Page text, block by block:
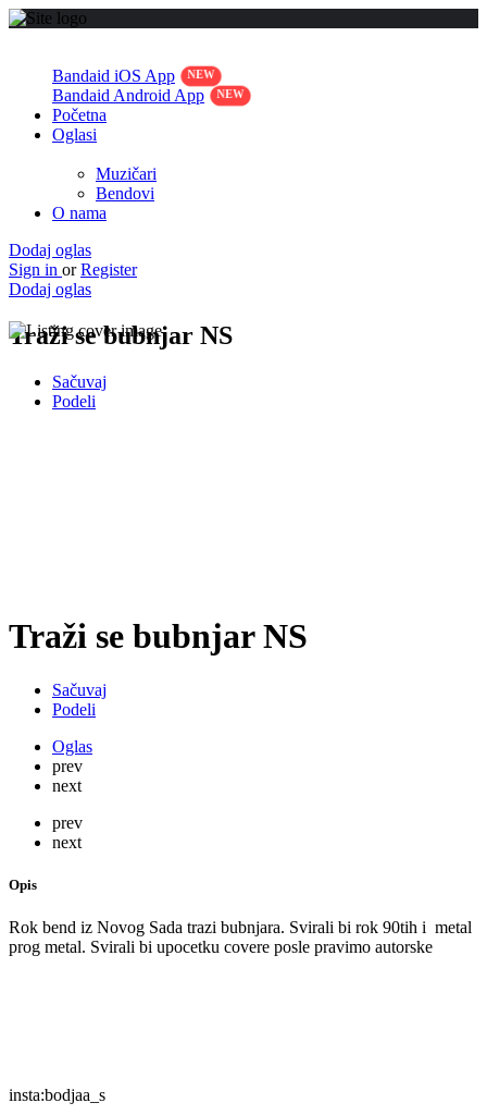
Bandaid iOS App
Bandaid Android App
Početna
Oglasi
Muzičari
Bendovi
O nama
Dodaj oglas
Sign in or Register
Dodaj oglas
Traži se bubnjar NS
Sačuvaj
Podeli
Traži se bubnjar NS
Sačuvaj
Podeli
Oglas
prev
next
prev
next
Opis
Rok bend iz Novog Sada trazi bubnjara. Svirali bi rok 90tih i metal
prog metal. Svirali bi upocetku covere posle pravimo autorske
insta:bodjaa_s